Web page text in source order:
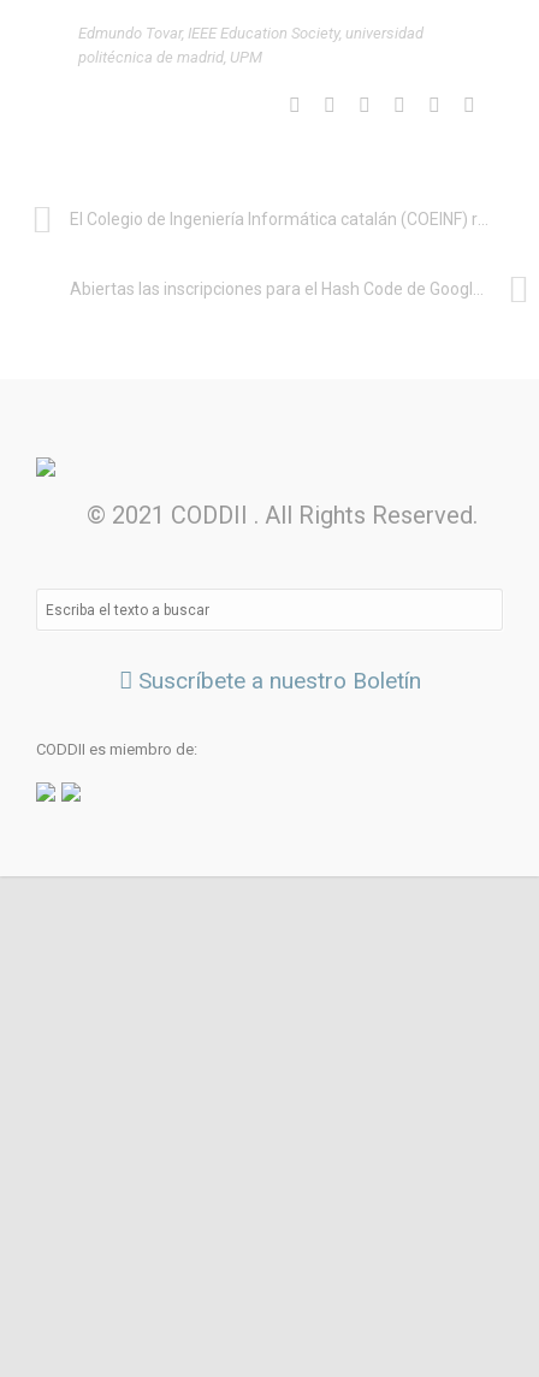
Edmundo Tovar, IEEE Education Society, universidad
politécnica de madrid, UPM
© 2021 CODDII . All Rights Reserved.
Suscríbete a nuestro Boletín
CODDII es miembro de: